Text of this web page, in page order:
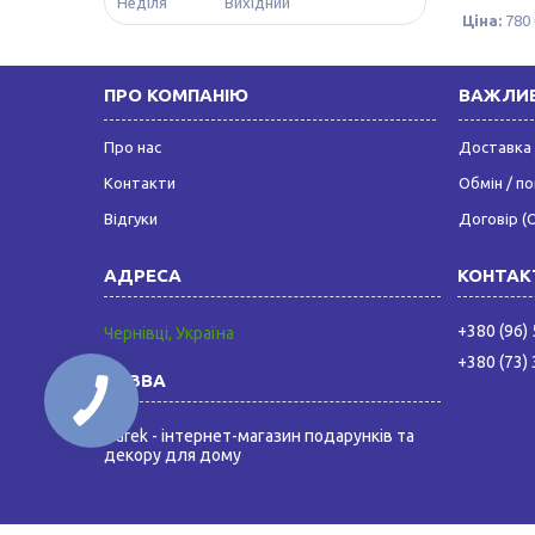
Ціна: 780
ПРО КОМПАНІЮ
Про нас
Контакти
Відгуки
Обмін /
Договір
Чернівці, Україна
Darek - інтернет-магазин подарунків та
декору для дому
+380 (96)
+380 (73)